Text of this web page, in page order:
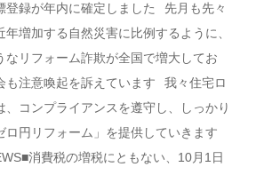
登録が年内に確定しました⠀先月も先々
年増加する自然災害に比例するように、
なリフォーム詐欺が全国で増大してお
も注意喚起を訴えています⠀我々住宅ロ
、コンプライアンスを遵守し、しっかり
ロ円リフォーム」を提供していきます
消費税の増税にともない、10月1日